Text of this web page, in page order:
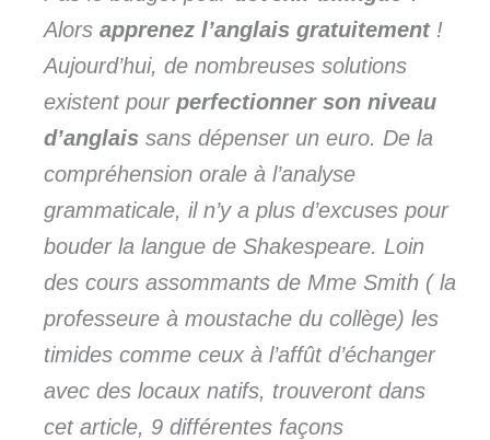
Alors apprenez l’anglais gratuitement !
Aujourd’hui, de nombreuses solutions
existent pourperfectionner son niveau
d’anglais sans dépenser un euro. De la
compréhension orale à l’analyse
grammaticale, il n’y a plus d’excuses pour
bouder la langue de Shakespeare. Loin
des cours assommants de Mme Smith ( la
professeure à moustache du collège) les
timides comme ceux à l’affût d’échanger
avec des locaux natifs, trouveront dans
cet article, 9 différentes façons